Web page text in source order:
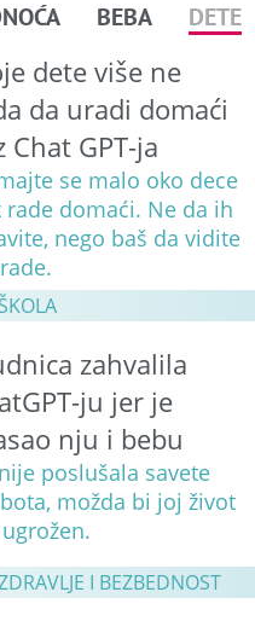
BEBA DETE
dete više ne
da uradi domaći
Chat GPT-ja
se malo oko dece
rade domaći. Ne da ih
nego baš da vidite
ŠKOLA
zahvalila
ju jer je
nju i bebu
poslušala savete
možda bi joj život
I BEZBEDNOST